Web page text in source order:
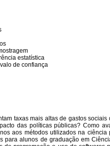
estatística
de confiança
taxas mais altas de gastos
das políticas públicas? Como
aos métodos utilizados na
para alunos de graduação em